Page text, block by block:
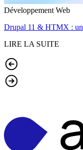
Développement Web
Drupal 11 & HTMX :
LIRE LA SUITE